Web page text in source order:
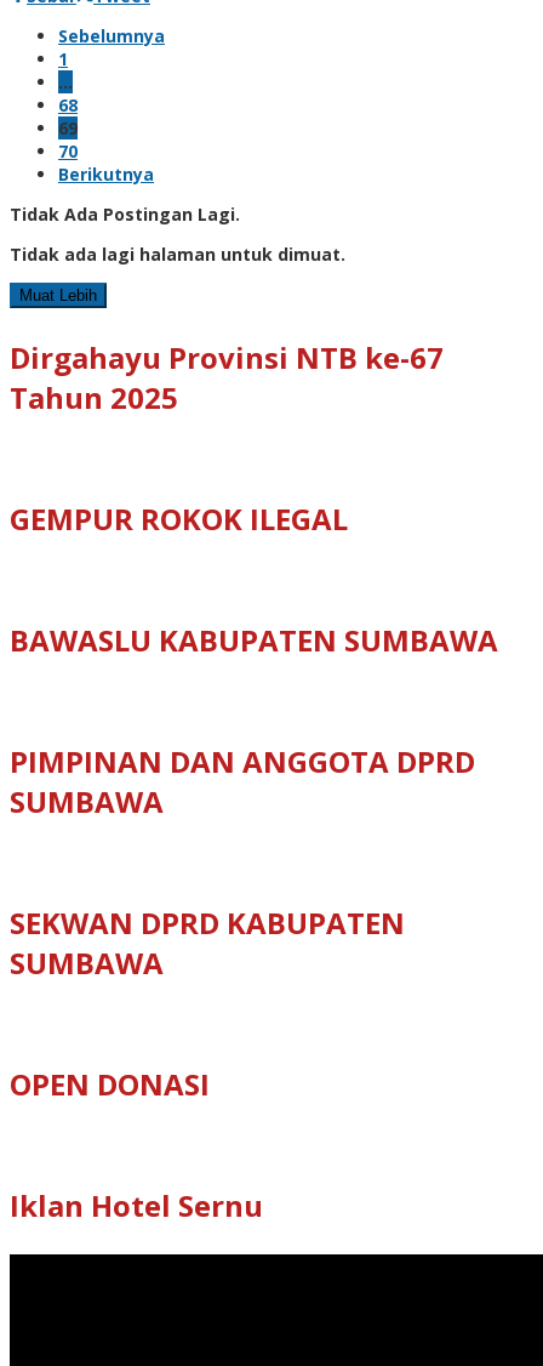
Sebelumnya
1
…
68
69
70
Berikutnya
Tidak Ada Postingan Lagi.
Tidak ada lagi halaman untuk dimuat.
Muat Lebih
Dirgahayu Provinsi NTB ke-67
Tahun 2025
GEMPUR ROKOK ILEGAL
BAWASLU KABUPATEN SUMBAWA
PIMPINAN DAN ANGGOTA DPRD
SUMBAWA
SEKWAN DPRD KABUPATEN
SUMBAWA
OPEN DONASI
Iklan Hotel Sernu